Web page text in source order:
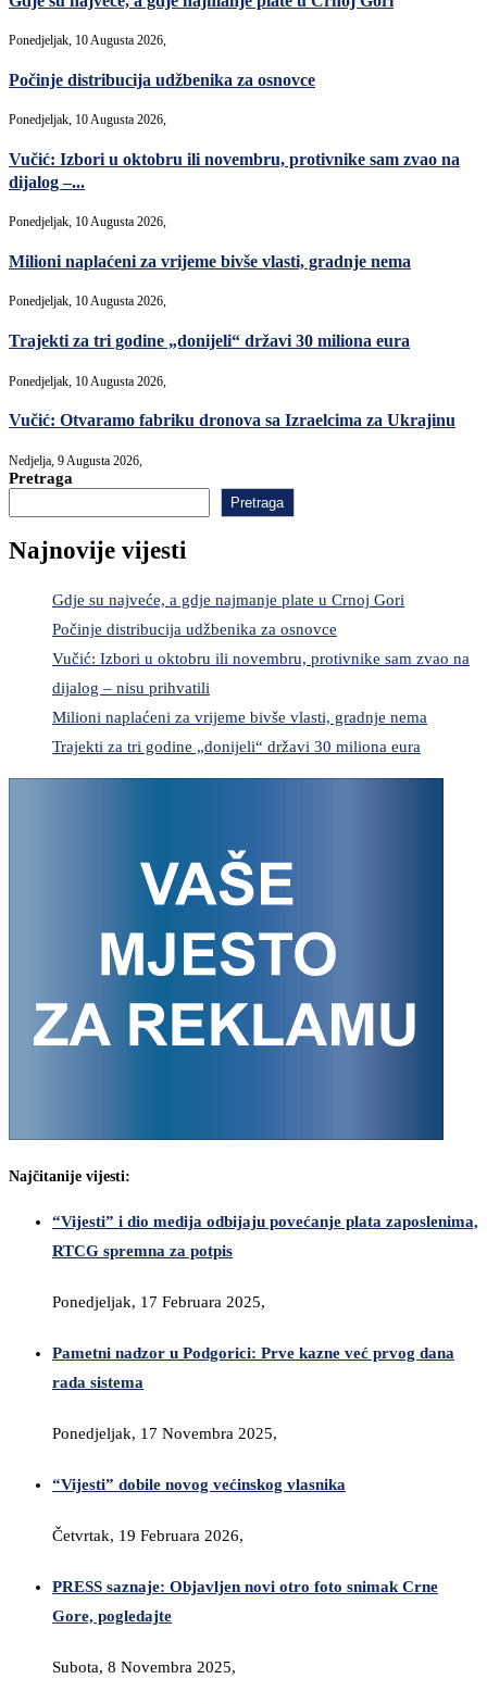
Ponedjeljak, 10 Augusta 2026,
Počinje distribucija udžbenika za osnovce
Ponedjeljak, 10 Augusta 2026,
Vučić: Izbori u oktobru ili novembru, protivnike sam zvao na
dijalog –...
Ponedjeljak, 10 Augusta 2026,
Milioni naplaćeni za vrijeme bivše vlasti, gradnje nema
Ponedjeljak, 10 Augusta 2026,
Trajekti za tri godine „donijeli“ državi 30 miliona eura
Ponedjeljak, 10 Augusta 2026,
Vučić: Otvaramo fabriku dronova sa Izraelcima za Ukrajinu
Nedjelja, 9 Augusta 2026,
Pretraga
Pretraga
Najnovije vijesti
Gdje su najveće, a gdje najmanje plate u Crnoj Gori
Počinje distribucija udžbenika za osnovce
Vučić: Izbori u oktobru ili novembru, protivnike sam zvao na
dijalog – nisu prihvatili
Milioni naplaćeni za vrijeme bivše vlasti, gradnje nema
Trajekti za tri godine „donijeli“ državi 30 miliona eura
Najčitanije vijesti:
“Vijesti” i dio medija odbijaju povećanje plata zaposlenima,
RTCG spremna za potpis
Ponedjeljak, 17 Februara 2025,
Pametni nadzor u Podgorici: Prve kazne već prvog dana
rada sistema
Ponedjeljak, 17 Novembra 2025,
“Vijesti” dobile novog većinskog vlasnika
Četvrtak, 19 Februara 2026,
PRESS saznaje: Objavljen novi otro foto snimak Crne
Gore, pogledajte
Subota, 8 Novembra 2025,